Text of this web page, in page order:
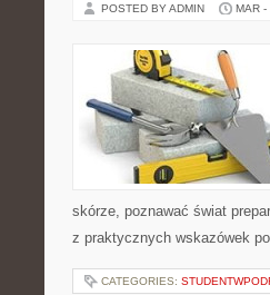
POSTED BY ADMIN MAR -
skórze, poznawać świat
z praktycznych wskazówek
CATEGORIES: